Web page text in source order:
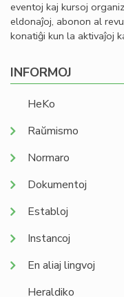
eventoj kaj kursoj
eldonaĵoj, abonon al
konatiĝi kun la aktivaĵoj
INFORMOJ
HeKo
Raŭmismo
Normaro
Dokumentoj
Establoj
Instancoj
En aliaj lingvoj
Heraldiko